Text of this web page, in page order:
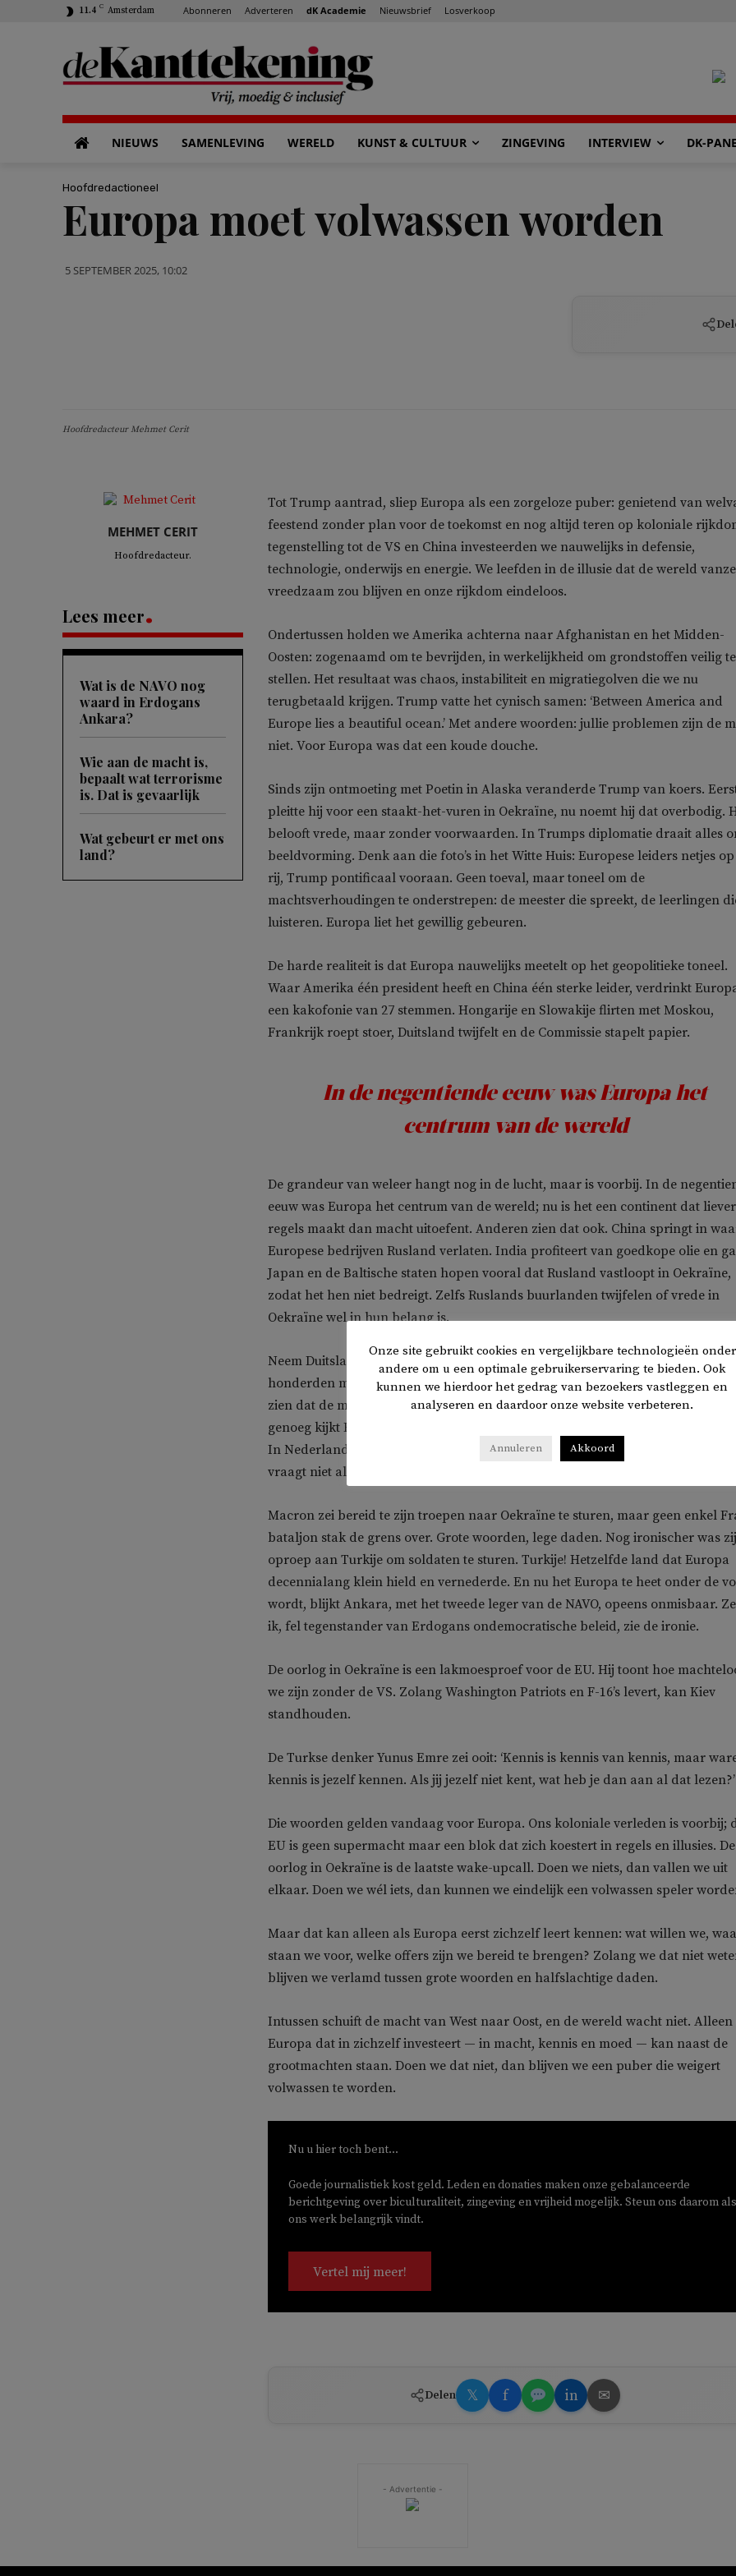
11.4 C Amsterdam Abonneren Adverteren dK Academie Nieuwsbrief Losverkoop
NIEUWS SAMENLEVING WERELD KUNST & CULTUUR ZINGEVING INTERVIEW DK-
Hoofdredactioneel
Europa moet volwassen worden
5 SEPTEMBER 2025, 10:02
Hoofdredacteur Mehmet Cerit
MEHMET CERIT
Hoofdredacteur.
Lees meer
Wat is de NAVO nog
waard in Erdogans
Ankara?
Wie aan de macht is,
bepaalt wat terrorisme
is. Dat is gevaarlijk
Wat gebeurt er met ons
land?
Tot Trump aantrad, sliep Europa als een zorgeloze puber: genietend van
feestend zonder plan voor de toekomst en nog altijd teren op koloniale
tegenstelling tot de VS en China investeerden we nauwelijks in defensie,
technologie, onderwijs en energie. We leefden in de illusie dat de wereld
vreedzaam zou blijven en onze rijkdom eindeloos.
Ondertussen holden we Amerika achterna naar Afghanistan en het Midden-
Oosten: zogenaamd om te bevrijden, in werkelijkheid om grondstoffen veilig te
stellen. Het resultaat was chaos, instabiliteit en migratiegolven die we nu
terugbetaald krijgen. Trump vatte het cynisch samen: ‘Between America and
Europe lies a beautiful ocean.’ Met andere woorden: jullie problemen zijn de
niet. Voor Europa was dat een koude douche.
Sinds zijn ontmoeting met Poetin in Alaska veranderde Trump van koers.
pleitte hij voor een staakt-het-vuren in Oekraïne, nu noemt hij dat overbodig.
belooft vrede, maar zonder voorwaarden. In Trumps diplomatie draait alles
beeldvorming. Denk aan die foto’s in het Witte Huis: Europese leiders netjes
rij, Trump pontificaal vooraan. Geen toeval, maar toneel om de
machtsverhoudingen te onderstrepen: de meester die spreekt, de leerlingen
luisteren. Europa liet het gewillig gebeuren.
De harde realiteit is dat Europa nauwelijks meetelt op het geopolitieke toneel.
Waar Amerika één president heeft en China één sterke leider, verdrinkt
een kakofonie van 27 stemmen. Hongarije en Slowakije flirten met Moskou,
Frankrijk roept stoer, Duitsland twijfelt en de Commissie stapelt papier.
In de negentiende eeuw was Europa het
centrum van de wereld
De grandeur van weleer hangt nog in de lucht, maar is voorbij. In de
eeuw was Europa het centrum van de wereld; nu is het een continent dat liever
regels maakt dan macht uitoefent. Anderen zien dat ook. China springt in
Europese bedrijven Rusland verlaten. India profiteert van goedkope olie en
Japan en de Baltische staten hopen vooral dat Rusland vastloopt in Oekraïne,
zodat het hen niet bedreigt. Zelfs Ruslands buurlanden twijfelen of vrede in
Oekraïne wel in hun belang is.
Neem Duitsland. Bondskanselier Scholz kondigde een Zeitenwendeaan:
honderden miljarden extra voor defensie. Maar onderzoek onder jongeren laat
zien dat de meesten niet willen vechten als er oorlog uitbreekt. Tragikomisch
genoeg kijkt Berlijn daarom zelfs naar migrantenjongeren om het leger te
In Nederland en elders is dat niet anders. Een leger bouw je niet in één dag. Het
vraagt niet alleen geld, maar ook mentaliteit, opleiding en bereidheid.
Macron zei bereid te zijn troepen naar Oekraïne te sturen, maar geen enkel
bataljon stak de grens over. Grote woorden, lege daden. Nog ironischer was
oproep aan Turkije om soldaten te sturen. Turkije! Hetzelfde land dat Europa
decennialang klein hield en vernederde. En nu het Europa te heet onder de
wordt, blijkt Ankara, met het tweede leger van de NAVO, opeens onmisbaar.
ik, fel tegenstander van Erdogans ondemocratische beleid, zie de ironie.
De oorlog in Oekraïne is een lakmoesproef voor de EU. Hij toont hoe
we zijn zonder de VS. Zolang Washington Patriots en F-16’s levert, kan Kiev
standhouden.
De Turkse denker Yunus Emre zei ooit: ‘Kennis is kennis van kennis, maar
kennis is jezelf kennen. Als jij jezelf niet kent, wat heb je dan aan al dat lezen?’
Die woorden gelden vandaag voor Europa. Ons koloniale verleden is voorbij;
EU is geen supermacht maar een blok dat zich koestert in regels en illusies. De
oorlog in Oekraïne is de laatste wake-upcall. Doen we niets, dan vallen we uit
elkaar. Doen we wél iets, dan kunnen we eindelijk een volwassen speler
Maar dat kan alleen als Europa eerst zichzelf leert kennen: wat willen we,
staan we voor, welke offers zijn we bereid te brengen? Zolang we dat niet
blijven we verlamd tussen grote woorden en halfslachtige daden.
Intussen schuift de macht van West naar Oost, en de wereld wacht niet. Alleen
Europa dat in zichzelf investeert — in macht, kennis en moed — kan naast de
grootmachten staan. Doen we dat niet, dan blijven we een puber die weigert
volwassen te worden.
Nu u hier toch bent...
Goede journalistiek kost geld. Leden en donaties maken onze gebalanceerde
berichtgeving over biculturaliteit, zingeving en vrijheid mogelijk. Steun ons daarom
ons werk belangrijk vindt.
Vertel mij meer!
Delen 𝕏 f in ✉
- Advertentie -
Onze site gebruikt cookies en vergelijkbare technologieën onder
andere om u een optimale gebruikerservaring te bieden. Ook
kunnen we hierdoor het gedrag van bezoekers vastleggen en
analyseren en daardoor onze website verbeteren.
Annuleren Akkoord